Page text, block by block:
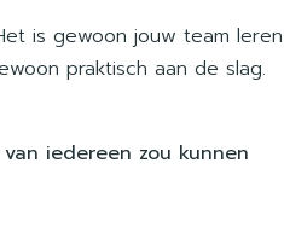
is gewoon jouw team leren
praktisch aan de slag.
iedereen zou kunnen